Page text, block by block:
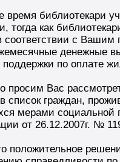
время библиотекари
тогда как
соответствии с Вашим
денежные
по оплате
просим Вас
список граждан,
мерами социальной
от 26.12.2007г. №
положительное